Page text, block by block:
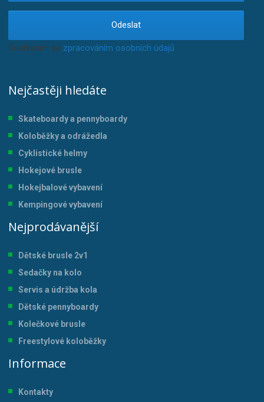
Odeslat
Souhlasím se zpracováním osobních údajů
Nejčastěji hledáte
Skateboardy a pennyboardy
Koloběžky a odrážedla
Cyklistické helmy
Hokejové brusle
Hokejbalové vybavení
Kempingové vybavení
Nejprodávanější
Dětské brusle 2v1
Sedačky na kolo
Servis a údržba kola
Dětské pennyboardy
Kolečkové brusle
Freestylové koloběžky
Informace
Kontakty